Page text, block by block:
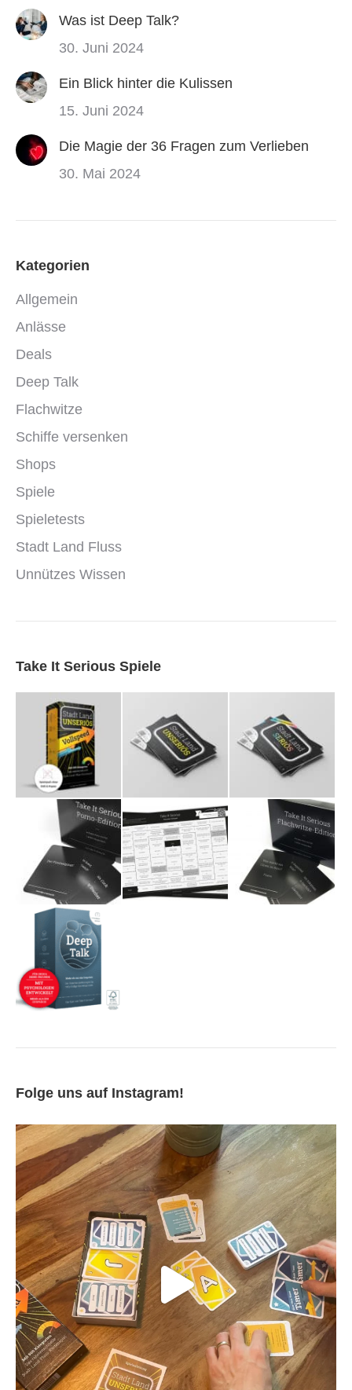
Was ist Deep Talk?
30. Juni 2024
Ein Blick hinter die Kulissen
15. Juni 2024
Die Magie der 36 Fragen zum Verlieben
30. Mai 2024
Kategorien
Allgemein
Anlässe
Deals
Deep Talk
Flachwitze
Schiffe versenken
Shops
Spiele
Spieletests
Stadt Land Fluss
Unnützes Wissen
Take It Serious Spiele
Folge uns auf Instagram!